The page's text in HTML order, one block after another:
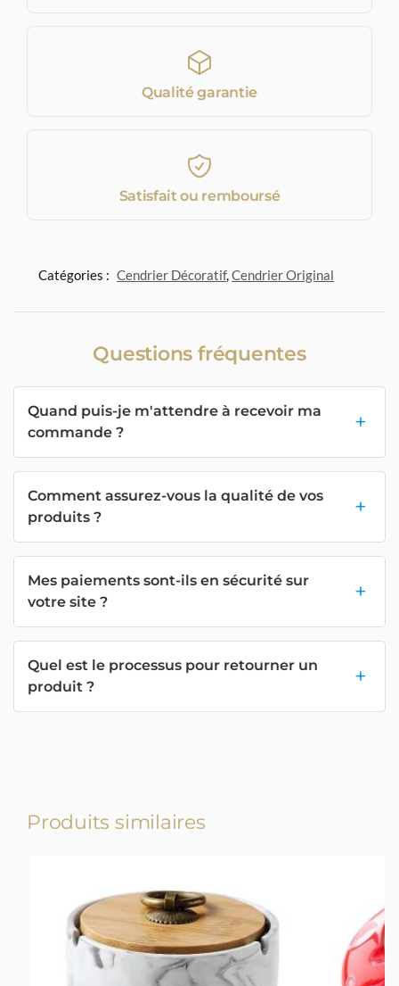
Qualité garantie
Satisfait ou remboursé
Catégories : Cendrier Décoratif,Cendrier Original
Questions fréquentes
Quand puis-je m'attendre à recevoir ma
commande ?
Comment assurez-vous la qualité de vos
produits ?
Mes paiements sont-ils en sécurité sur
votre site ?
Quel est le processus pour retourner un
produit ?
Produits similaires